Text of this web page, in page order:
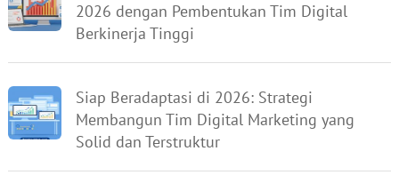
2026 dengan Pembentukan Tim Digital
Berkinerja Tinggi
Siap Beradaptasi di 2026: Strategi
Membangun Tim Digital Marketing yang
Solid dan Terstruktur